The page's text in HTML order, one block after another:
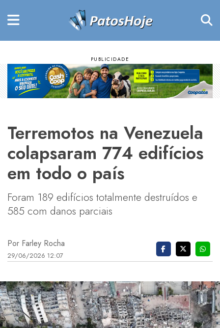
Terremotos na Venezuela
colapsaram 774 edifícios
em todo o país
Foram 189 edifícios totalmente destruídos e
585 com danos parciais
Por Farley Rocha
29/06/2026 12:07